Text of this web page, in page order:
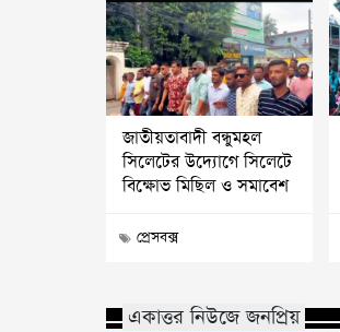
জাতীয়তাবাদী বন্ধুমহল
সিলেটের উদ্যোগে সিলেটে
বিক্ষোভ মিছিল ও সমাবেশ
প্রেসবক্স
একাত্তর নিউজে জনপ্রিয়